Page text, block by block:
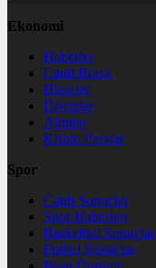
Ekonomi
Haberler
Canlı Borsa
Hisseler
Dövizler
Altınlar
Kripto Paralar
Spor
Canlı Sonuçlar
Spor Haberleri
Basketbol Sonuçlar
Futbol Sonuçlar